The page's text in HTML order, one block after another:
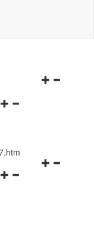
Navigationsmenü
Navigationsmenü